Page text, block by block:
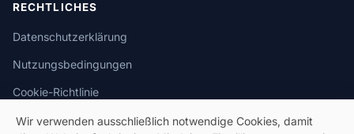
RECHTLICHES
Datenschutzerklärung
Nutzungsbedingungen
Cookie-Richtlinie
Wir verwenden ausschließlich notwendige Cookies, damit